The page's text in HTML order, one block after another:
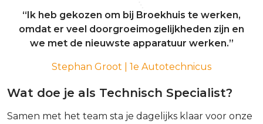
“Ik heb gekozen om bij Broekhuis te werken,
omdat er veel doorgroeimogelijkheden zijn en
we met de nieuwste apparatuur werken.”
Stephan Groot | 1e Autotechnicus
Wat doe je als Technisch Specialist?
Samen met het team sta je dagelijks klaar voor onze